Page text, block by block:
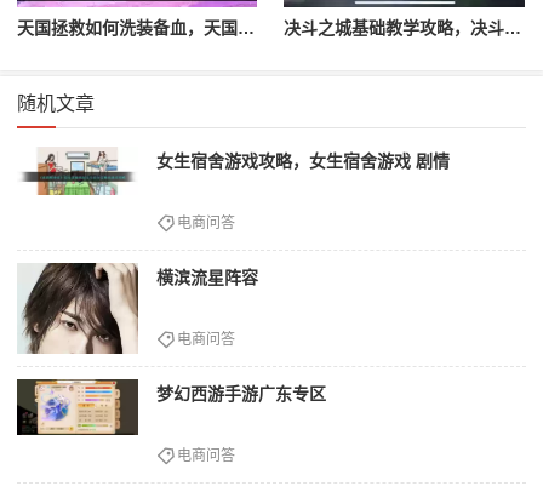
天国拯救如何洗装备血，天国拯救怎么洗衣服 决斗之城基础教学攻略，决斗之城教学攻略2111
随机文章
女生宿舍游戏攻略，女生宿舍游戏 剧情
电商问答
横滨流星阵容
电商问答
梦幻西游手游广东专区
电商问答